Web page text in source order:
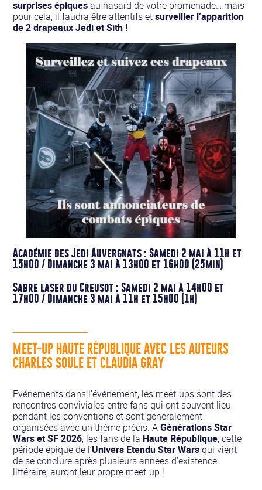
surprises épiquesau hasard de votre promenade… mais
pour cela, il faudra être attentifs etsurveiller l’apparition
de 2 drapeaux Jedi et Sith !
Académie des Jedi Auvergnats : Samedi 2 mai à 11h et
15h00 / Dimanche 3 mai à 13h00 et 16h00 (25min)
Sabre laser du Creusot : Samedi 2 mai à 14h00 et
17h00 / Dimanche 3 mai à 11h et 15h00 (1h)
MEET-UP HAUTE RÉPUBLIQUE AVEC LES AUTEURS
CHARLES SOULE ET CLAUDIA GRAY
Evénements dans l’événement, les meet-ups sont des
rencontres conviviales entre fans qui ont souvent lieu
pendant les conventions et sont généralement
organisées avec un thème précis. AGénérations Star
Wars et SF 2026, les fans de la Haute République, cette
période épique de l’Univers Etendu Star Warsqui vient
de se conclure après plusieurs années d’existence
littéraire, auront leur propre meet-up !